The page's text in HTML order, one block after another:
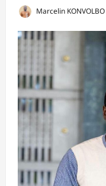
Marcelin KONVOLBO